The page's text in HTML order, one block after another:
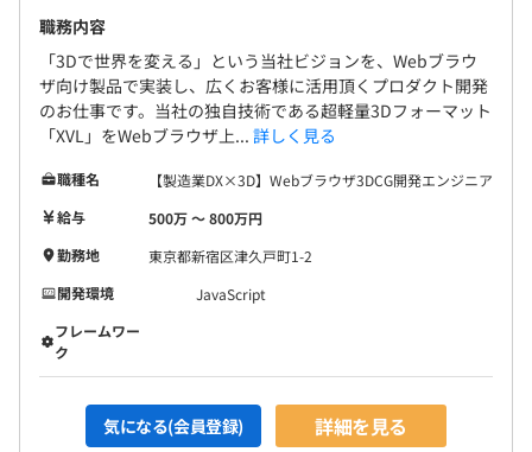
全社：約100名
うちエンジニア：約50名、非エンジニア職：50名
職務内容
「3Dで世界を変える」という当社ビジョンを、Webブラウ
ザ向け製品で実装し、広くお客様に活用頂くプロダクト開発
のお仕事です。当社の独自技術である超軽量3Dフォーマット
「XVL」をWebブラウザ上... 詳しく見る
職種名
【製造業DX×3D】Webブラウザ3DCG開発エンジニア
給与
500万 〜 800万円
勤務地
東京都新宿区津久戸町1-2
開発環境
JavaScript
フレームワー
ク
気になる(会員登録) 詳細を見る